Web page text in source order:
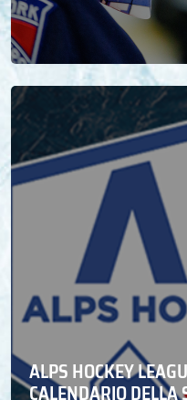
ALPS HOCKEY
CALENDARIO